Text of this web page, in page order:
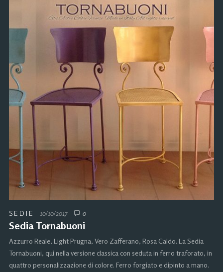
SEDIE 10/10/2017 0
Sedia Tornabuoni
Azzurro Reale, Light Prugna, Vero Zafferano, Rosa Caldo. La Sedia
Tornabuoni, qui nella versione classica con seduta in ferro traforato, in
quattro personalizzazione di colore. Ferro forgiato e dipinto a mano.